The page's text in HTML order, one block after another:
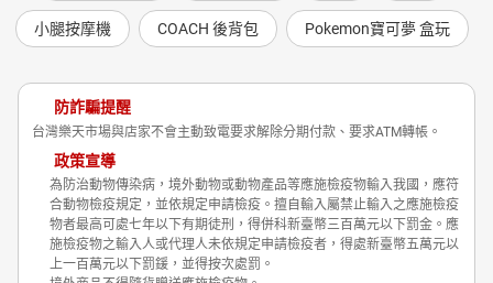
小腿按摩機 COACH 後背包 Pokemon寶可夢 盒玩
防詐騙提醒
台灣樂天市場與店家不會主動致電要求解除分期付款、要求ATM轉帳。
政策宣導
為防治動物傳染病，境外動物或動物產品等應施檢疫物輸入我國，應符
合動物檢疫規定，並依規定申請檢疫。擅自輸入屬禁止輸入之應施檢疫
物者最高可處七年以下有期徒刑，得併科新臺幣三百萬元以下罰金。應
施檢疫物之輸入人或代理人未依規定申請檢疫者，得處新臺幣五萬元以
上一百萬元以下罰鍰，並得按次處罰。